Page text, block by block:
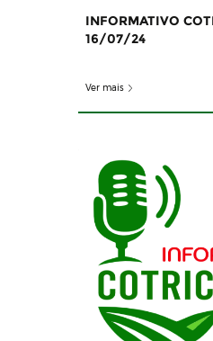
INFORMATIVO
16/07/24
Ver mais